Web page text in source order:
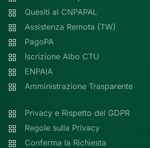
Quesiti al CNPAPAL
Assistenza Remota (TW)
PagoPA
Iscrizione Albo CTU
ENPAIA
Amministrazione Trasparente
Privacy e Rispetto del GDPR
Regole sulla Privacy
Conferma la Richiesta